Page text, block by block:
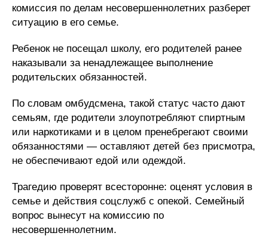
комиссия по делам несовершеннолетних разберет
ситуацию в его семье.
Ребенок не посещал школу, его родителей ранее
наказывали за ненадлежащее выполнение
родительских обязанностей.
По словам омбудсмена, такой статус часто дают
семьям, где родители злоупотребляют спиртным
или наркотиками и в целом пренебрегают своими
обязанностями — оставляют детей без присмотра,
не обеспечивают едой или одеждой.
Трагедию проверят всесторонне: оценят условия в
семье и действия соцслужб с опекой. Семейный
вопрос вынесут на комиссию по
несовершеннолетним.